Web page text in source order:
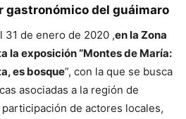
gastronómico del guáimaro
31 de enero de 2020 ,en la Zona
la exposición “Montes de María:
es bosque”, con la que se busca
asociadas a la región de
de actores locales,